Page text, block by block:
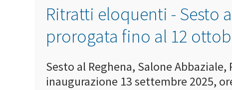
Ritratti eloquenti - Sesto
prorogata fino al 12
Sesto al Reghena, Salone Abbaziale,
inaugurazione 13 settembre 2025,